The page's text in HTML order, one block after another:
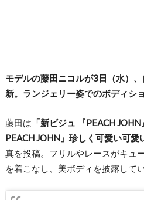
モデルの藤田ニコルが3日（水）
新。ランジェリー姿でのボディシ
藤田は 「新ビジュ 『PEACH
PEACH JOHN』珍しく可愛い可愛
真を投稿。フリルやレースがキュ
を着こなし、美ボディを披露してい